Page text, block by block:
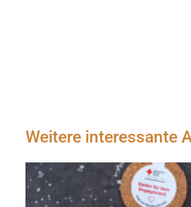
Weitere interessante